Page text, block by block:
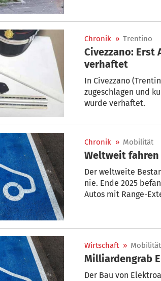
Chronik » Trentino
Civezzano: Erst
verhaftet
In Civezzano
zugeschlagen und
wurde verhaftet.
Chronik » Mobilität
Weltweit
Der weltweite
nie. Ende 2025
Autos mit Range-
Wirtschaft » Mobilität
Milliardengrab
Der Bau von